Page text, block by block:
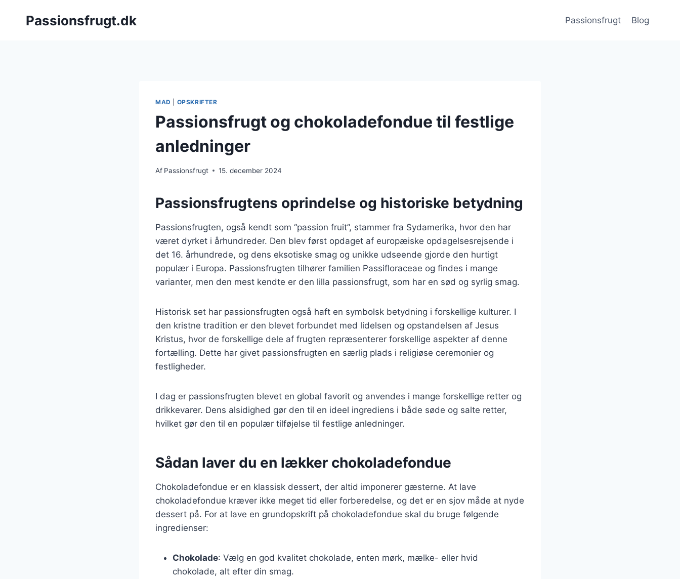
Passionsfrugt.dk Passionsfrugt Blog
MAD OPSKRIFTER
Passionsfrugt og chokoladefondue til festlige
anledninger
Af Passionsfrugt 15. december 2024
Passionsfrugtens oprindelse og historiske betydning
Passionsfrugten, også kendt som “passion fruit”, stammer fra Sydamerika, hvor den har
været dyrket i århundreder. Den blev først opdaget af europæiske opdagelsesrejsende i
det 16. århundrede, og dens eksotiske smag og unikke udseende gjorde den hurtigt
populær i Europa. Passionsfrugten tilhører familien Passifloraceae og findes i mange
varianter, men den mest kendte er den lilla passionsfrugt, som har en sød og syrlig smag.
Historisk set har passionsfrugten også haft en symbolsk betydning i forskellige kulturer. I
den kristne tradition er den blevet forbundet med lidelsen og opstandelsen af Jesus
Kristus, hvor de forskellige dele af frugten repræsenterer forskellige aspekter af denne
fortælling. Dette har givet passionsfrugten en særlig plads i religiøse ceremonier og
festligheder.
I dag er passionsfrugten blevet en global favorit og anvendes i mange forskellige retter og
drikkevarer. Dens alsidighed gør den til en ideel ingrediens i både søde og salte retter,
hvilket gør den til en populær tilføjelse til festlige anledninger.
Sådan laver du en lækker chokoladefondue
Chokoladefondue er en klassisk dessert, der altid imponerer gæsterne. At lave
chokoladefondue kræver ikke meget tid eller forberedelse, og det er en sjov måde at nyde
dessert på. For at lave en grundopskrift på chokoladefondue skal du bruge følgende
ingredienser:
Chokolade: Vælg en god kvalitet chokolade, enten mørk, mælke- eller hvid
chokolade, alt efter din smag.